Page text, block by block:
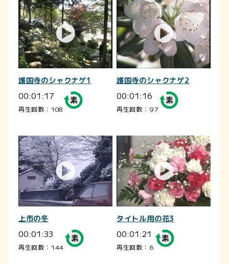
護国寺のシャクナゲ1
00:01:17
再生回数：108
護国寺のシャクナゲ2
00:01:16
再生回数：97
上市の冬
00:01:33
再生回数：144
タイトル用の花3
00:01:21
再生回数：6